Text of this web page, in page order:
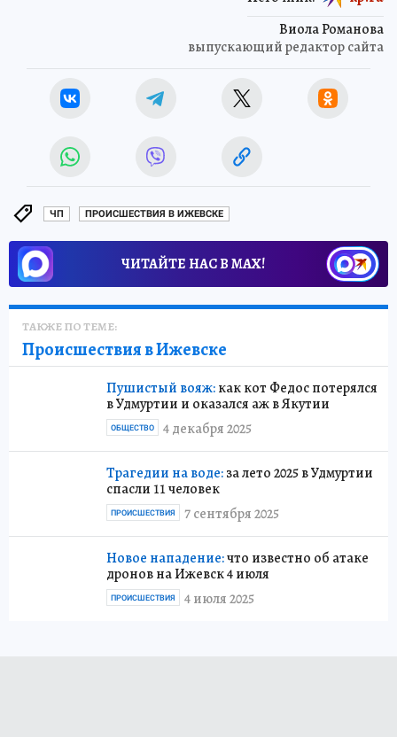
Виола Романова
выпускающий редактор сайта
ЧП ПРОИСШЕСТВИЯ В ИЖЕВСКЕ
ЧИТАЙТЕ НАС В МАХ!
ТАКЖЕ ПО ТЕМЕ:
Происшествия в Ижевске
Пушистый вояж:как кот Федос потерялся
в Удмуртии и оказался аж в Якутии
4 декабря 2025
ОБЩЕСТВО
Трагедии на воде:за лето 2025 в Удмуртии
спасли 11 человек
7 сентября 2025
ПРОИСШЕСТВИЯ
Новое нападение:что известно об атаке
дронов на Ижевск 4 июля
4 июля 2025
ПРОИСШЕСТВИЯ